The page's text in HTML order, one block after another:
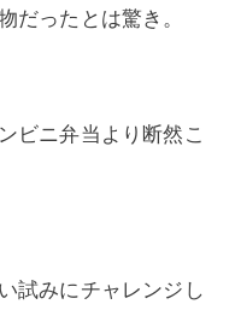
だったとは驚き。
ビニ弁当より断然こ
試みにチャレンジし